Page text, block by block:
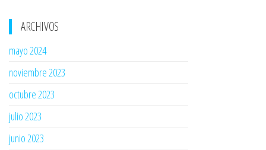
ARCHIVOS
mayo 2024
noviembre 2023
octubre 2023
julio 2023
junio 2023